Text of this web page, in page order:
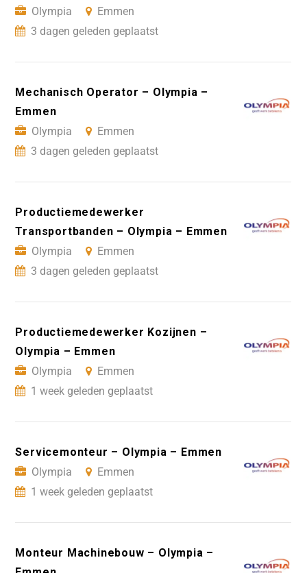
Olympia
Emmen
3 dagen geleden geplaatst
Mechanisch Operator – Olympia –
Emmen
Olympia
Emmen
3 dagen geleden geplaatst
Productiemedewerker
Transportbanden – Olympia – Emmen
Olympia
Emmen
3 dagen geleden geplaatst
Productiemedewerker Kozijnen –
Olympia – Emmen
Olympia
Emmen
1 week geleden geplaatst
Servicemonteur – Olympia – Emmen
Olympia
Emmen
1 week geleden geplaatst
Monteur Machinebouw – Olympia –